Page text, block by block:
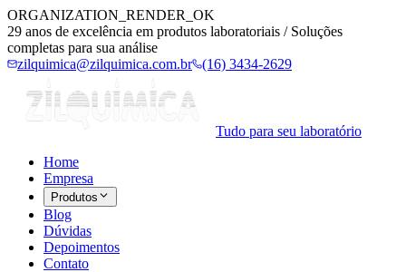
ORGANIZATION_RENDER_OK
29 anos de excelência em produtos laboratoriais / Soluções
completas para sua análise
zilquimica@zilquimica.com.br
(16) 3434-2629
Tudo para seu laboratório
Home
Empresa
Produtos
Blog
Dúvidas
Depoimentos
Contato